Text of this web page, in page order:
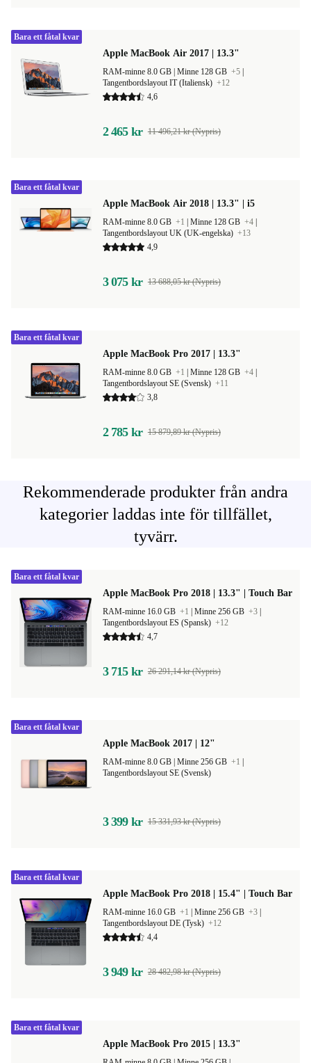
Apple MacBook Air 2017 | 13.3"
Minne 128 GB +5
Tangentbordslayout IT (Italiensk) +12
4,6
2 465 kr 11 496,21 kr (Nypris)
Bara ett fåtal kvar
Apple MacBook Air 2018 | 13.3" | i5
RAM-minne 8.0 GB +1 Minne 128 GB +4
Tangentbordslayout UK (UK-engelska) +13
4,9
3 075 kr 13 688,05 kr (Nypris)
Bara ett fåtal kvar
Apple MacBook Pro 2017 | 13.3"
RAM-minne 8.0 GB +1 Minne 128 GB +4
Tangentbordslayout SE (Svensk) +11
3,8
2 785 kr 15 879,89 kr (Nypris)
Bara ett fåtal kvar
Rekommenderade produkter från andra
kategorier laddas inte för tillfället,
tyvärr.
Apple MacBook Pro 2018 | 13.3" | Touch Bar
RAM-minne 16.0 GB +1 Minne 256 GB +3
Tangentbordslayout ES (Spansk) +12
4,7
3 715 kr 26 291,14 kr (Nypris)
Bara ett fåtal kvar
Apple MacBook 2017 | 12"
Minne 256 GB +1
Tangentbordslayout SE (Svensk)
3 399 kr 15 331,93 kr (Nypris)
Bara ett fåtal kvar
Apple MacBook Pro 2018 | 15.4" | Touch Bar
RAM-minne 16.0 GB +1 Minne 256 GB +3
Tangentbordslayout DE (Tysk) +12
4,4
3 949 kr 28 482,98 kr (Nypris)
Bara ett fåtal kvar
Apple MacBook Pro 2015 | 13.3"
Bara ett fåtal kvar